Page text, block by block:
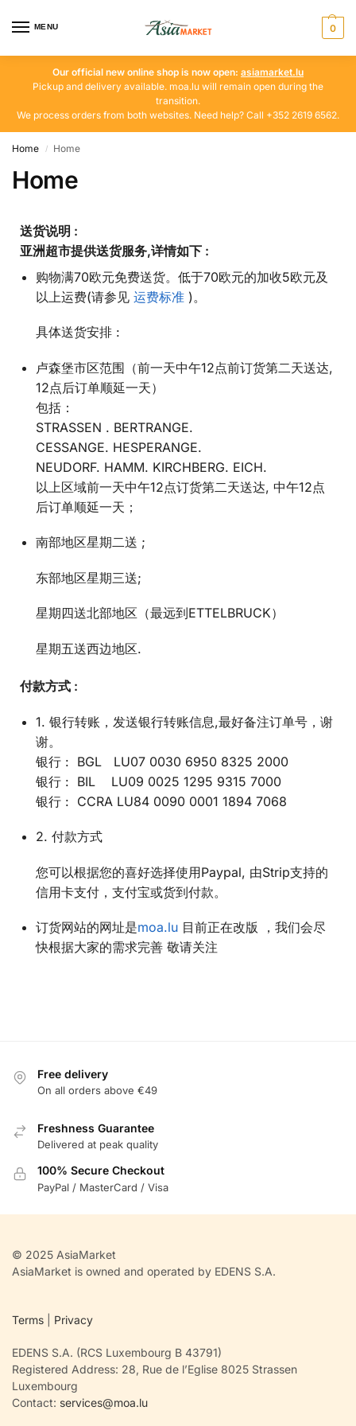
MENU 0
Our official new online shop is now open: asiamarket.lu
Pickup and delivery available. moa.lu will remain open during the
transition.
We process orders from both websites. Need help? Call +352 2619 6562.
Home / Home
Home
送货说明 :
亚洲超市提供送货服务,详情如下 :
购物满70欧元免费送货。低于70欧元的加收5欧元及
以上运费(请参见 运费标准 )。
具体送货安排 :
卢森堡市区范围（前一天中午12点前订货第二天送达,
12点后订单顺延一天）
包括：
STRASSEN . BERTRANGE.
CESSANGE. HESPERANGE.
NEUDORF. HAMM. KIRCHBERG. EICH.
以上区域前一天中午12点订货第二天送达, 中午12点
后订单顺延一天；
南部地区星期二送 ;
东部地区星期三送;
星期四送北部地区（最远到ETTELBRUCK）
星期五送西边地区.
付款方式 :
1. 银行转账，发送银行转账信息,最好备注订单号，谢
谢。
银行 : BGL LU07 0030 6950 8325 2000
银行 : BIL LU09 0025 1295 9315 7000
银行 : CCRA LU84 0090 0001 1894 7068
2. 付款方式
您可以根据您的喜好选择使用Paypal, 由Strip支持的
信用卡支付，支付宝或货到付款。
订货网站的网址是moa.lu 目前正在改版 ，我们会尽
快根据大家的需求完善 敬请关注
Free delivery
On all orders above €49
Freshness Guarantee
Delivered at peak quality
100% Secure Checkout
PayPal / MasterCard / Visa
© 2025 AsiaMarket
AsiaMarket is owned and operated by EDENS S.A.
Terms Privacy
EDENS S.A. (RCS Luxembourg B 43791)
Registered Address: 28, Rue de l’Eglise 8025 Strassen
Luxembourg
Contact: services@moa.lu